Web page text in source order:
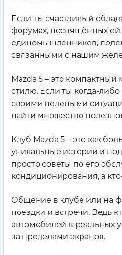
Если ты счастливый
форумах, посвящённых ей.
единомышленников,
связанными с нашим
Mazda 5 – это
стилю. Если ты когда-
своими нелепыми
найти множество
Клуб Mazda 5 – это как
уникальные истории и
просто советы по его
кондиционирования, а
Общение в клубе или на
поездки и встречи. Ведь
автомобилей в реальных
за пределами экранов.